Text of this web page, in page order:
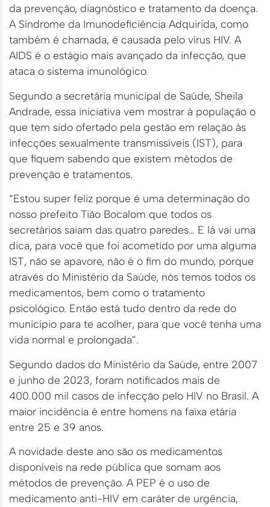
da prevenção, diagnóstico e tratamento da doença.
A Síndrome da Imunodeficiência Adquirida, como
também é chamada, é causada pelo vírus HIV. A
AIDS é o estágio mais avançado da infecção, que
ataca o sistema imunológico.
Segundo a secretária municipal de Saúde, Sheila
Andrade, essa iniciativa vem mostrar à população o
que tem sido ofertado pela gestão em relação às
infecções sexualmente transmissíveis (IST), para
que fiquem sabendo que existem métodos de
prevenção e tratamentos.
“Estou super feliz porque é uma determinação do
nosso prefeito Tião Bocalom que todos os
secretários saiam das quatro paredes… E lá vai uma
dica, para você que foi acometido por uma alguma
IST, não se apavore, não é o fim do mundo, porque
através do Ministério da Saúde, nós temos todos os
medicamentos, bem como o tratamento
psicológico. Então está tudo dentro da rede do
município para te acolher, para que você tenha uma
vida normal e prolongada”.
Segundo dados do Ministério da Saúde, entre 2007
e junho de 2023, foram notificados mais de
400.000 mil casos de infecção pelo HIV no Brasil. A
maior incidência é entre homens na faixa etária
entre 25 e 39 anos.
A novidade deste ano são os medicamentos
disponíveis na rede pública que somam aos
métodos de prevenção. A PEP é o uso de
medicamento anti-HIV em caráter de urgência,